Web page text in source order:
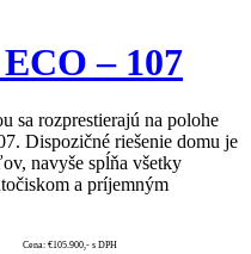
– 107
sa rozprestierajú na polohe
Dispozičné riešenie domu je
navyše spĺňa všetky
a príjemným
Cena: €105.900,- s DPH